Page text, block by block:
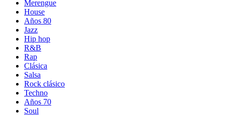
Merengue
House
Años 80
Jazz
Hip hop
R&B
Rap
Clásica
Salsa
Rock clásico
Techno
Años 70
Soul